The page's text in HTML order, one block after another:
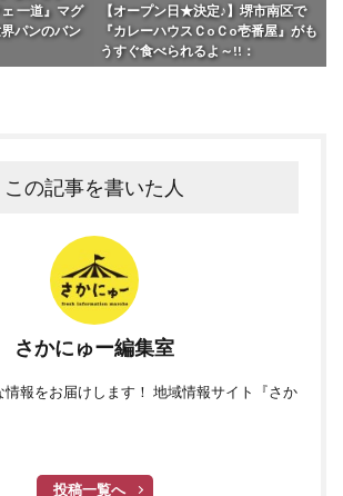
一道』マグ
パンのバン
【オープン日★決定♪】堺市南区で
『カレーハウスＣoＣo壱番屋』がも
うすぐ食べられるよ～!!：
この記事を書いた人
さかにゅー編集室
情報をお届けします！ 地域情報サイト『さか
投稿一覧へ